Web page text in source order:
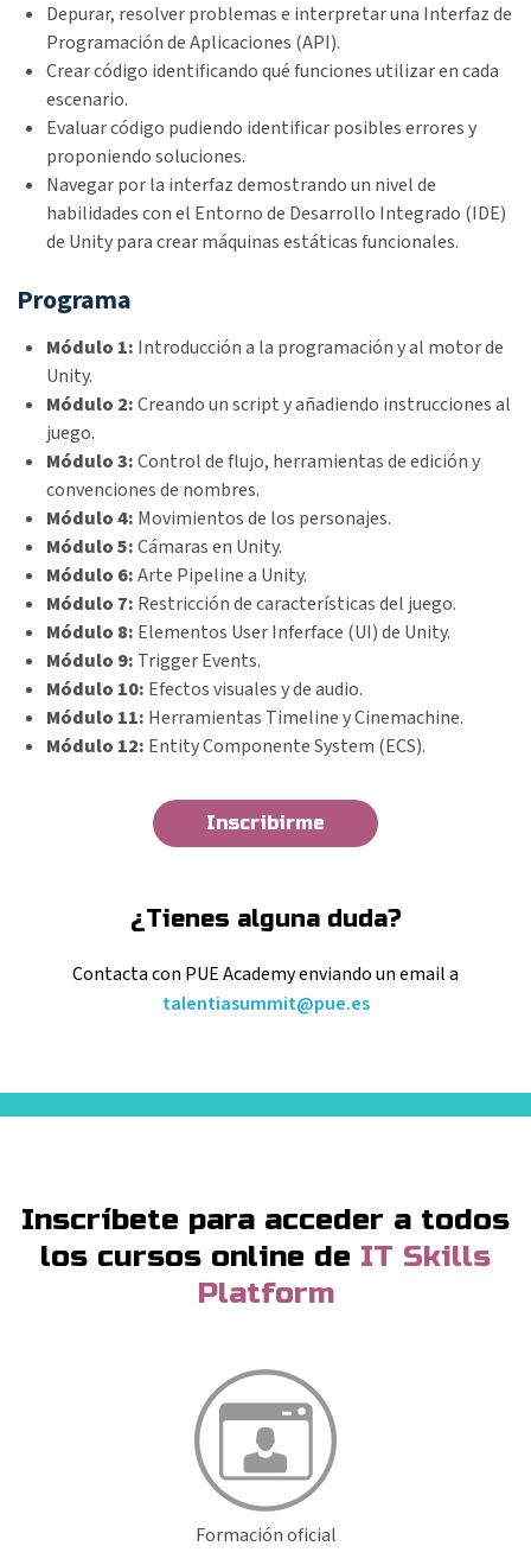
Depurar, resolver problemas e interpretar una Interfaz de
Programación de Aplicaciones (API).
Crear código identificando qué funciones utilizar en cada
escenario.
Evaluar código pudiendo identificar posibles errores y
proponiendo soluciones.
Navegar por la interfaz demostrando un nivel de
habilidades con el Entorno de Desarrollo Integrado (IDE)
de Unity para crear máquinas estáticas funcionales.
Programa
Módulo 1: Introducción a la programación y al motor de
Unity.
Módulo 2:Creando un script y añadiendo instrucciones al
juego.
Módulo 3:Control de flujo, herramientas de edición y
convenciones de nombres.
Módulo 4: Movimientos de los personajes.
Módulo 5:Cámaras en Unity.
Módulo 6:Arte Pipeline a Unity.
Módulo 7: Restricción de características del juego.
Módulo 8: Elementos User Inferface (UI) de Unity.
Módulo 9: Trigger Events.
Módulo 10: Efectos visuales y de audio.
Módulo 11: Herramientas Timeline y Cinemachine.
Módulo 12: Entity Componente System (ECS).
Inscribirme
¿Tienes alguna duda?
Contacta con PUE Academy enviandoun email a
talentiasummit@pue.es
Inscríbete para acceder a todos
los cursos online de IT Skills
Platform
Formación oficial